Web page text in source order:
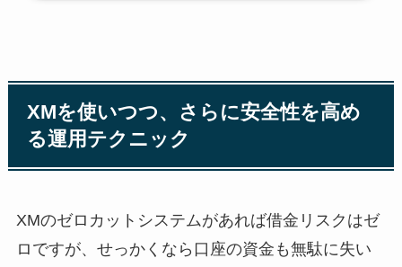
XMを使いつつ、さらに安全性を高め
る運用テクニック
XMのゼロカットシステムがあれば借金リスクはゼ
ロですが、せっかくなら口座の資金も無駄に失い